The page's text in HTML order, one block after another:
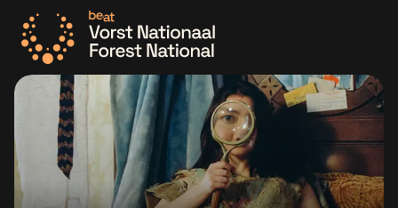
Allez à la page d'accueil